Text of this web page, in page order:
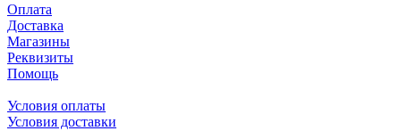
Оплата
Доставка
Магазины
Реквизиты
Помощь
Условия оплаты
Условия доставки